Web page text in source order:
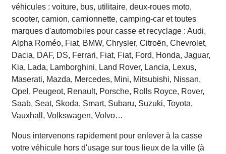
véhicules : voiture, bus, utilitaire, deux-roues moto,
scooter, camion, camionnette, camping-car et toutes
marques d'automobiles pour casse et recyclage : Audi,
Alpha Roméo, Fiat, BMW, Chrysler, Citroën, Chevrolet,
Dacia, DAF, DS, Ferrari, Fiat, Fiat, Ford, Honda, Jaguar,
Kia, Lada, Lamborghini, Land Rover, Lancia, Lexus,
Maserati, Mazda, Mercedes, Mini, Mitsubishi, Nissan,
Opel, Peugeot, Renault, Porsche, Rolls Royce, Rover,
Saab, Seat, Skoda, Smart, Subaru, Suzuki, Toyota,
Vauxhall, Volkswagen, Volvo…
Nous intervenons rapidement pour enlever à la casse
votre véhicule hors d'usage sur tous lieux de la ville (à